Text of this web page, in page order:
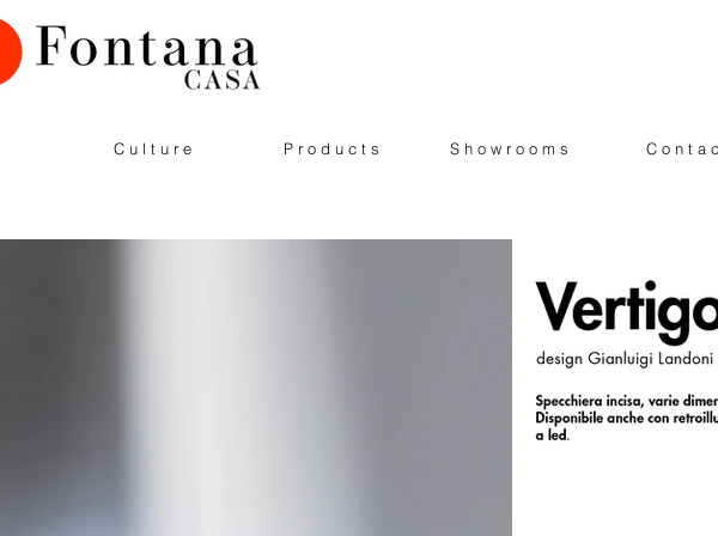
C u l t u r e P r o d u c t s S h o w r o o m s C o n t a